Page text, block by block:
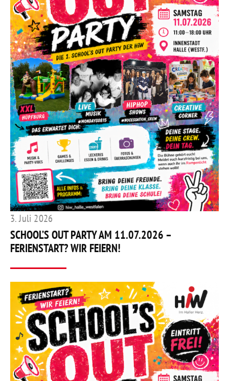
3. Juli 2026
SCHOOL’S OUT PARTY AM 11.07.2026 –
FERIENSTART? WIR FEIERN!